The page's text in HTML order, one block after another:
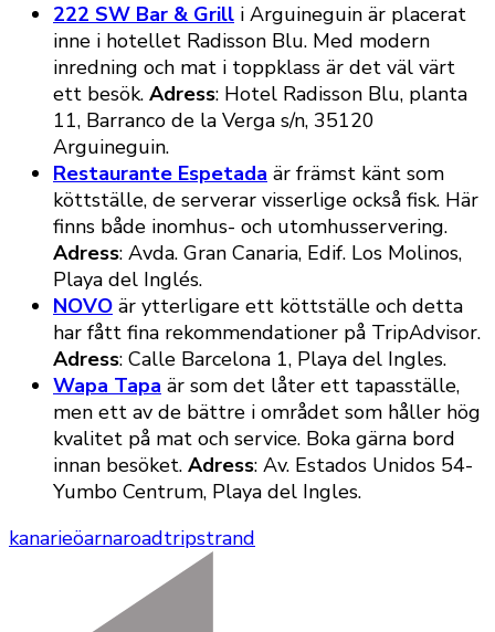
222 SW Bar & Grill i Arguineguin är placerat
inne i hotellet Radisson Blu. Med modern
inredning och mat i toppklass är det väl värt
ett besök. Adress: Hotel Radisson Blu, planta
11, Barranco de la Verga s/n, 35120
Arguineguin.
Restaurante Espetada är främst känt som
köttställe, de serverar visserlige också fisk. Här
finns både inomhus- och utomhusservering.
Adress: Avda. Gran Canaria, Edif. Los Molinos,
Playa del Inglés.
NOVO är ytterligare ett köttställe och detta
har fått fina rekommendationer på TripAdvisor.
Adress: Calle Barcelona 1, Playa del Ingles.
Wapa Tapa är som det låter ett tapasställe,
men ett av de bättre i området som håller hög
kvalitet på mat och service. Boka gärna bord
innan besöket. Adress: Av. Estados Unidos 54-
Yumbo Centrum, Playa del Ingles.
kanarieöarnaroadtripstrand